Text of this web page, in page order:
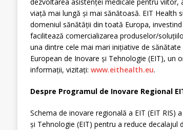
viață mai lungă și mai sănătoasă. EIT Health
domeniul sănătății din toată Europa,
facilitează comercializarea produselor/
una dintre cele mai mari inițiative de
European de Inovare și Tehnologie (EIT), un
informații, vizitați: www.eithealth.eu.
Despre Programul de Inovare Regional
Schema de inovare regională a EIT (EIT
și Tehnologie (EIT) pentru a reduce decalajul